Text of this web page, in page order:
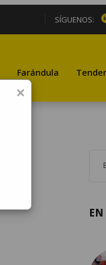
SÍGUENOS:
Farándula
×